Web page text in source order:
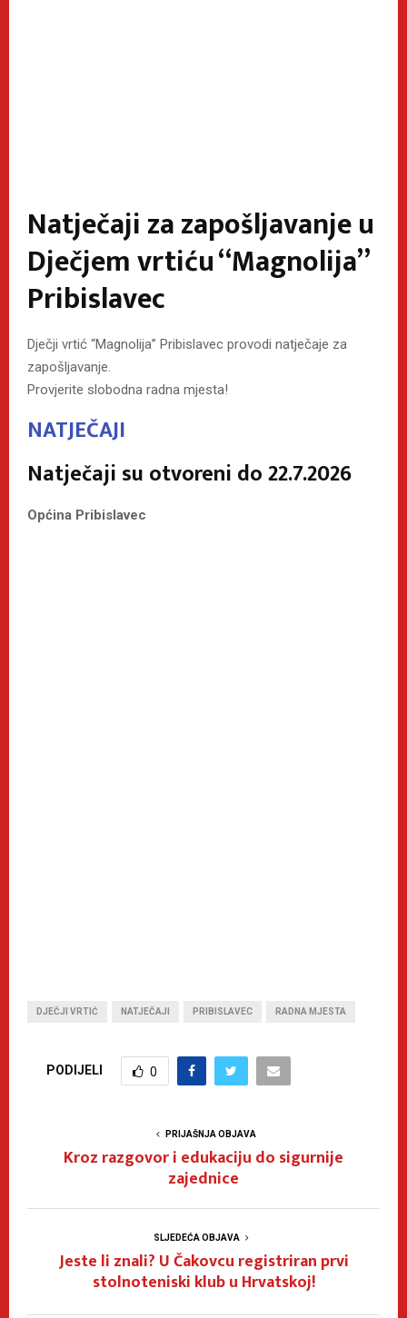
Natječaji za zapošljavanje u
Dječjem vrtiću “Magnolija”
Pribislavec
Dječji vrtić “Magnolija” Pribislavec provodi natječaje za
zapošljavanje.
Provjerite slobodna radna mjesta!
NATJEČAJI
Natječaji su otvoreni do 22.7.2026
Općina Pribislavec
DJEČJI VRTIĆ NATJEČAJI PRIBISLAVEC RADNA MJESTA
PODIJELI 0
PRIJAŠNJA OBJAVA
Kroz razgovor i edukaciju do sigurnije
zajednice
SLJEDEĆA OBJAVA
Jeste li znali? U Čakovcu registriran prvi
stolnoteniski klub u Hrvatskoj!